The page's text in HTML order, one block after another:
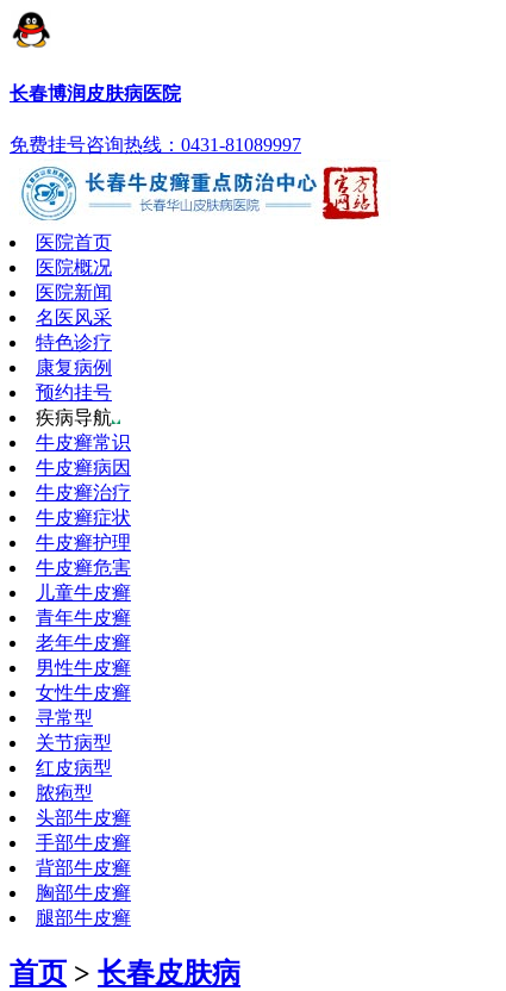
长春博润皮肤病医院
免费挂号咨询热线：0431-81089997
医院首页
医院概况
医院新闻
名医风采
特色诊疗
康复病例
预约挂号
疾病导航
牛皮癣常识
牛皮癣病因
牛皮癣治疗
牛皮癣症状
牛皮癣护理
牛皮癣危害
儿童牛皮癣
青年牛皮癣
老年牛皮癣
男性牛皮癣
女性牛皮癣
寻常型
关节病型
红皮病型
脓疱型
头部牛皮癣
手部牛皮癣
背部牛皮癣
胸部牛皮癣
腿部牛皮癣
首页 > 长春皮肤病